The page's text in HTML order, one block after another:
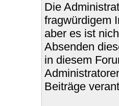
Die
fragwürdigem
aber es ist
Absenden
in diesem
Beiträge